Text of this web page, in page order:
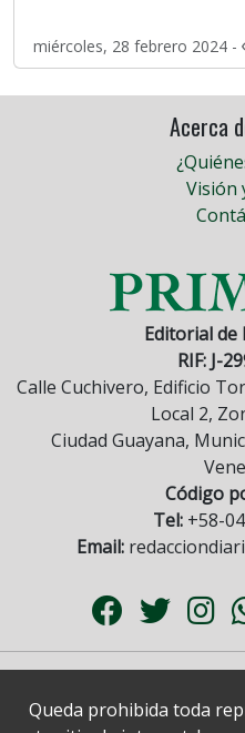
miércoles, 28 febrero 2024 -
Acerca
Visión
Editorial de
RIF: J-
Calle Cuchivero, Edificio
Local 2,
Ciudad Guayana,
Código
Tel:+58-
Email:
Queda prohibida toda